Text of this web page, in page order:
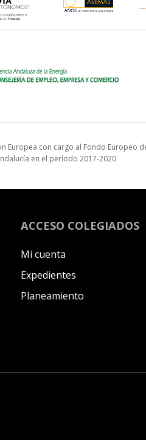
con cargo al Fondo
en el período 2017-2020
ACCESO COLEGIADOS
Mi cuenta
Expedientes
Planeamiento